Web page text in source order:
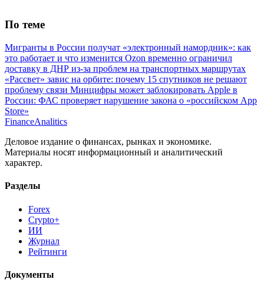
Мигранты в России получат «электронный намордник»: как
это работает и что изменится
Ozon временно ограничил
доставку в ДНР из-за проблем на транспортных маршрутах
«Рассвет» завис на орбите: почему 15 спутников не решают
проблему связи Минцифры может заблокировать Apple в
России: ФАС проверяет нарушение закона о «российском App
Store»
FinanceAnalitics
Деловое издание о финансах, рынках и экономике.
Материалы носят информационный и аналитический
характер.
Разделы
Crypto+
ИИ
Журнал
Рейтинги
Документы